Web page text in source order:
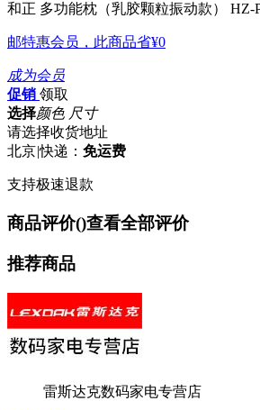
和正 多功能枕（乳胶颗粒振动款） HZ-
邮特惠会员，此商品省¥0
成为会员
促销 领取
选择颜色 尺寸
请选择收货地址
北京|快递： 免运费
支持极速退款
商品评价()查看全部评价
推荐商品
雷斯达克数码家电专营店